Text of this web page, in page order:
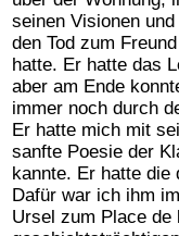
seinen Visionen
den Tod zum
hatte. Er hatte das
aber am Ende
immer noch durch
Er hatte mich mit
sanfte Poesie der
kannte. Er hatte die
Dafür war ich ihm
Ursel zum Place